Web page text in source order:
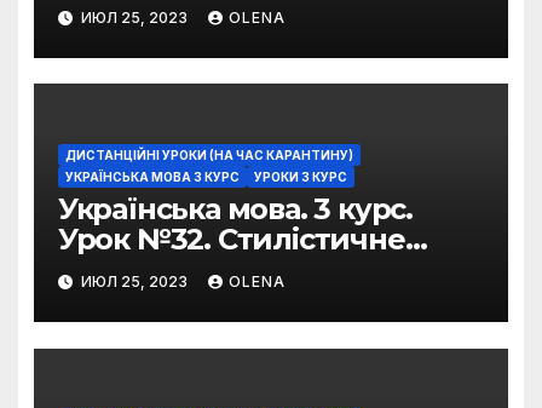
ИЮЛ 25, 2023 OLENA
ДИСТАНЦІЙНІ УРОКИ (НА ЧАС КАРАНТИНУ)
УКРАЇНСЬКА МОВА 3 КУРС
УРОКИ 3 КУРС
Українська мова. 3 курс.
Урок №32. Стилістичне
забарвлення
фразеологізмів
ИЮЛ 25, 2023 OLENA